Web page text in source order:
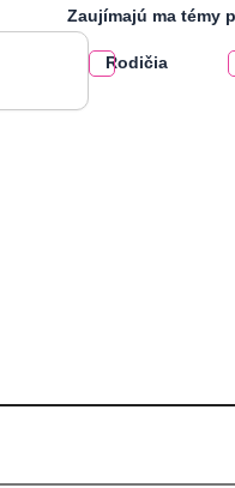
Zaujímajú ma témy
Rodičia